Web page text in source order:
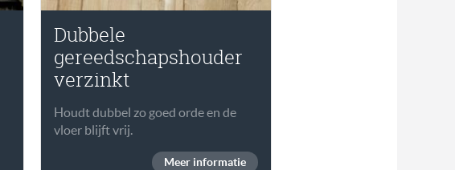
Dubbele
gereedschapshouder
verzinkt
Houdt dubbel zo goed orde en de
vloer blijft vrij.
Meer informatie